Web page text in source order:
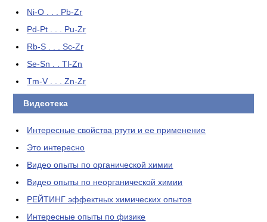
Ni-O . . . Pb-Zr
Pd-Pt . . . Pu-Zr
Rb-S . . . Sc-Zr
Se-Sn . . Tl-Zn
Tm-V . . . Zn-Zr
Видеотека
Интересные свойства ртути и ее применение
Это интересно
Видео опыты по органической химии
Видео опыты по неорганической химии
РЕЙТИНГ эффектных химических опытов
Интересные опыты по физике